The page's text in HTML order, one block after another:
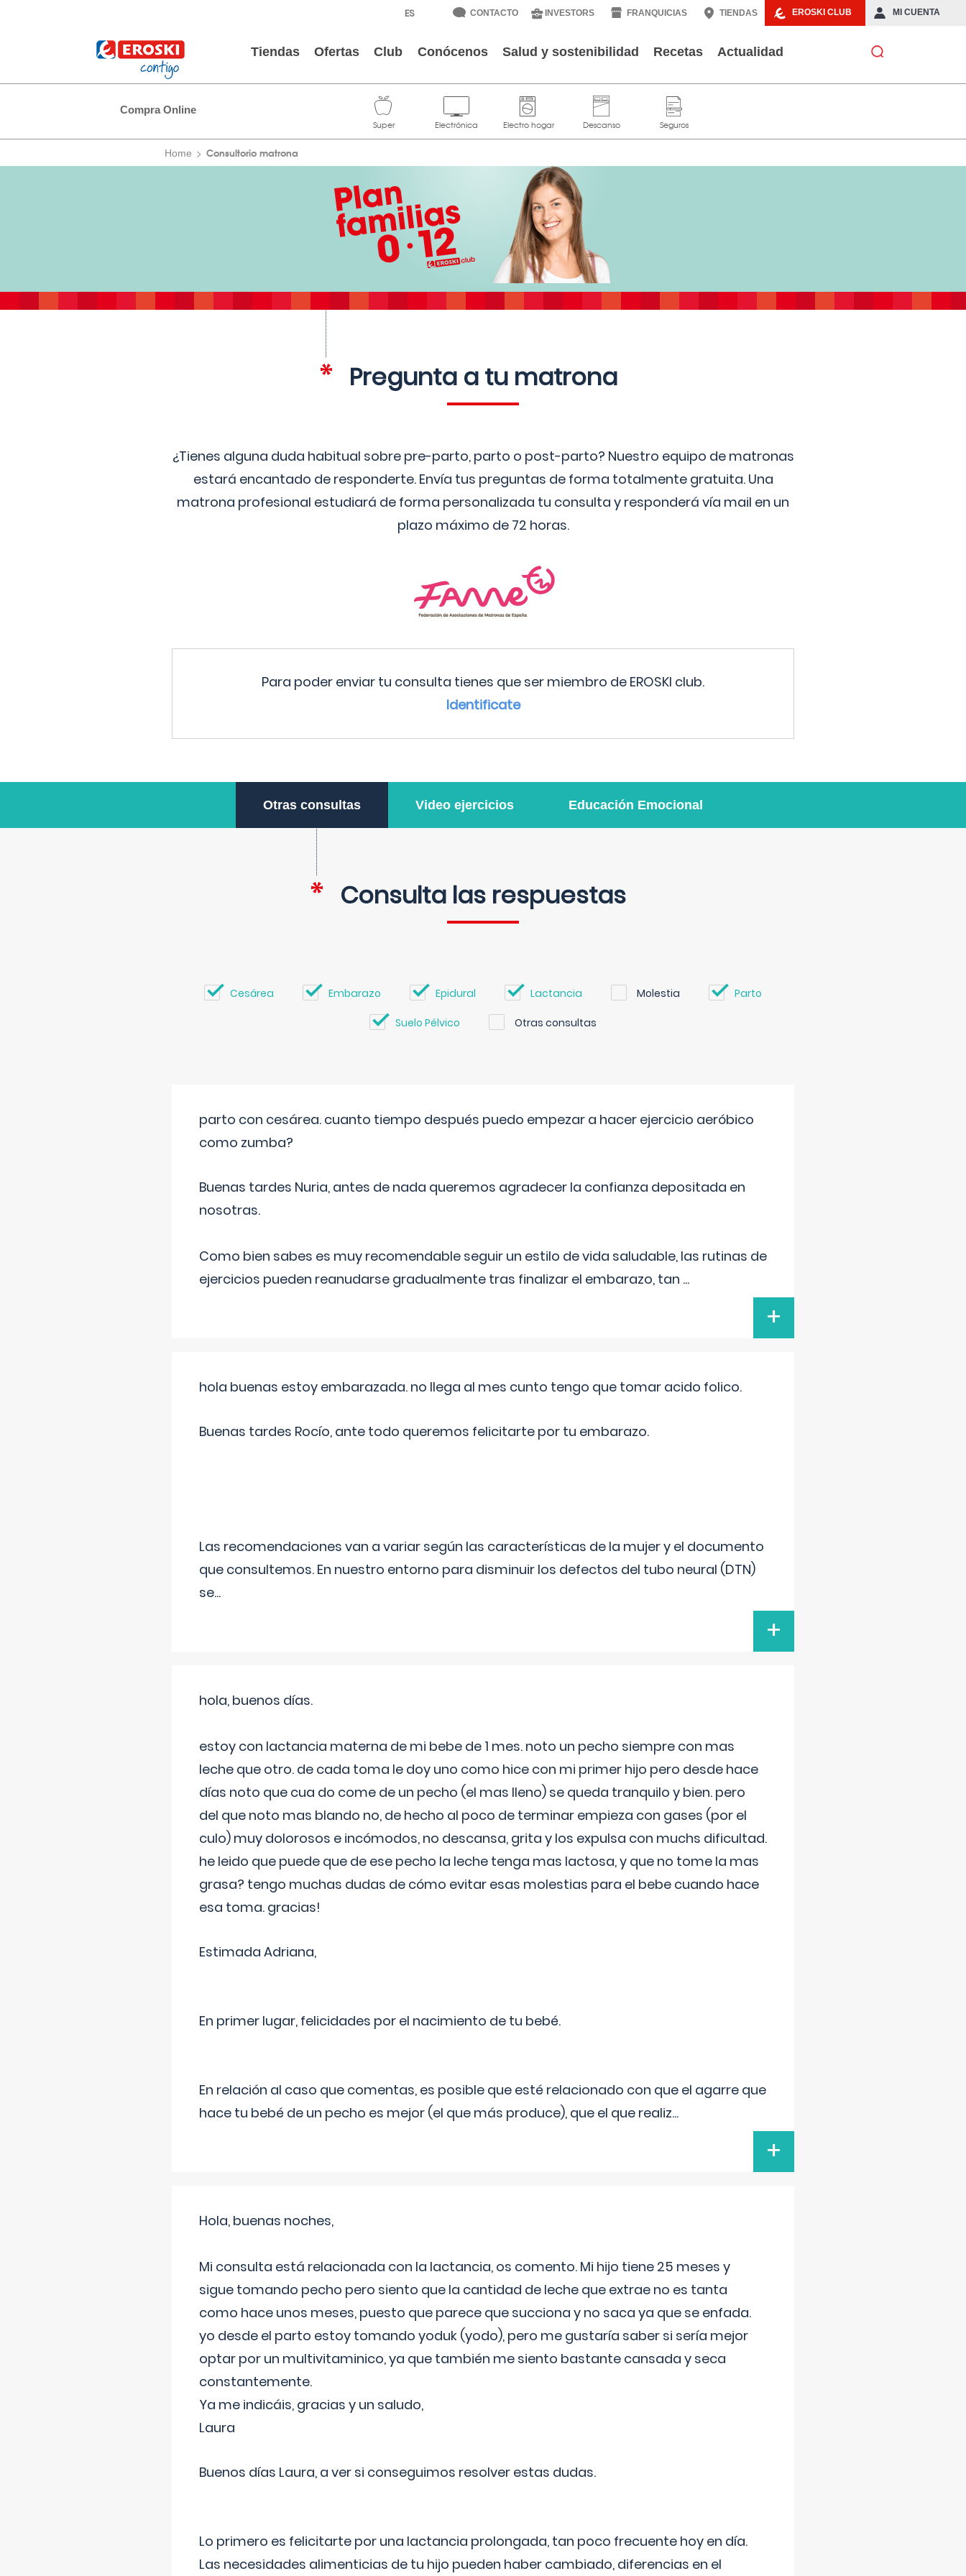
EROSKI CLUB MI CUENTA
CONTACTO INVESTORS FRANQUICIAS TIENDAS
Tiendas Ofertas Club Conócenos Salud y sostenibilidad Recetas Actualidad
Compra Online
Home Consultorio matrona
Pregunta a tu matrona
¿Tienes alguna duda habitual sobre pre-parto, parto o post-parto? Nuestro equipo de matronas
estará encantado de responderte. Envía tus preguntas de forma totalmente gratuita. Una
matrona profesional estudiará de forma personalizada tu consulta y responderá vía mail en un
plazo máximo de 72 horas.
Para poder enviar tu consulta tienes que ser miembro de EROSKI club.
Identificate
Otras consultas Video ejercicios Educación Emocional
Consulta las respuestas
Cesárea Embarazo Epidural Lactancia Molestia Parto
Suelo Pélvico Otras consultas
parto con cesárea. cuanto tiempo después puedo empezar a hacer ejercicio aeróbico
como zumba?
Buenas tardes Nuria, antes de nada queremos agradecer la confianza depositada en
nosotras.
Como bien sabes es muy recomendable seguir un estilo de vida saludable, las rutinas de
ejercicios pueden reanudarse gradualmente tras finalizar el embarazo, tan ...
+
hola buenas estoy embarazada. no llega al mes cunto tengo que tomar acido folico.
Buenas tardes Rocío, ante todo queremos felicitarte por tu embarazo.
Las recomendaciones van a variar según las características de la mujer y el documento
que consultemos. En nuestro entorno para disminuir los defectos del tubo neural (DTN)
se...
+
hola, buenos días.
estoy con lactancia materna de mi bebe de 1 mes. noto un pecho siempre con mas
leche que otro. de cada toma le doy uno como hice con mi primer hijo pero desde hace
días noto que cua do come de un pecho (el mas lleno) se queda tranquilo y bien. pero
del que noto mas blando no, de hecho al poco de terminar empieza con gases (por el
culo) muy dolorosos e incómodos, no descansa, grita y los expulsa con muchs dificultad.
he leido que puede que de ese pecho la leche tenga mas lactosa, y que no tome la mas
grasa? tengo muchas dudas de cómo evitar esas molestias para el bebe cuando hace
esa toma. gracias!
Estimada Adriana,
En primer lugar, felicidades por el nacimiento de tu bebé.
En relación al caso que comentas, es posible que esté relacionado con que el agarre que
hace tu bebé de un pecho es mejor (el que más produce), que el que realiz...
+
Hola, buenas noches,
Mi consulta está relacionada con la lactancia, os comento. Mi hijo tiene 25 meses y
sigue tomando pecho pero siento que la cantidad de leche que extrae no es tanta
como hace unos meses, puesto que parece que succiona y no saca ya que se enfada.
yo desde el parto estoy tomando yoduk (yodo), pero me gustaría saber si sería mejor
optar por un multivitaminico, ya que también me siento bastante cansada y seca
constantemente.
Ya me indicáis, gracias y un saludo,
Laura
Buenos días Laura, a ver si conseguimos resolver estas dudas.
Lo primero es felicitarte por una lactancia prolongada, tan poco frecuente hoy en día.
Las necesidades alimenticias de tu hijo pueden haber cambiado, diferencias en el